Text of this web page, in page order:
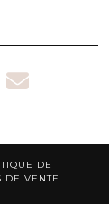
DE
DE VENTE